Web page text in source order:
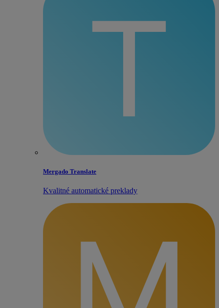
Mergado Translate
Kvalitné automatické preklady